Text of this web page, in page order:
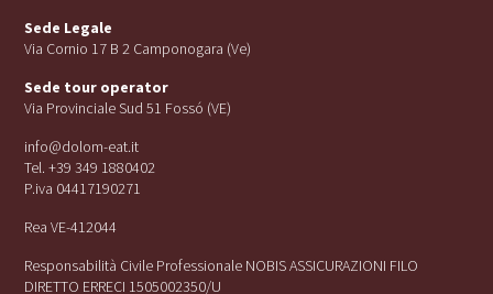
Sede Legale
Via Cornio 17 B 2 Camponogara (Ve)
Sede tour operator
Via Provinciale Sud 51 Fossó (VE)
info@dolom-eat.it
Tel. +39 349 1880402
P.iva 04417190271
Rea VE-412044
Responsabilità Civile Professionale NOBIS ASSICURAZIONI FILO
DIRETTO ERRECI 1505002350/U